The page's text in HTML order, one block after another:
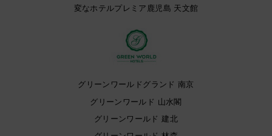
変なホテルプレミア鹿児島 天文館
グリーンワールドグランド 南京
グリーンワールド 山水閣
グリーンワールド 建北